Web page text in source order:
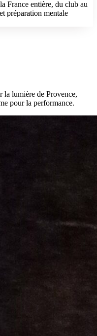
France entière, du club au
préparation mentale
la lumière de Provence,
pour la performance.